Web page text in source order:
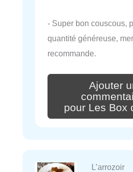
- Super bon couscous,
quantité généreuse,
recommande.
Ajouter
pour Les Box
L’arrozoir